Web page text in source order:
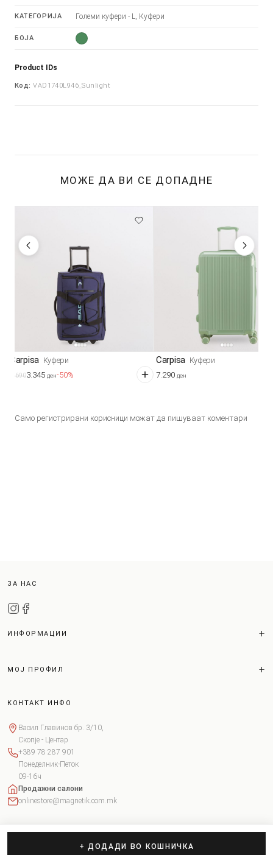
+ ДОДАДИ ВО КОШНИЧКА
КАТЕГОРИЈА Големи куфери - L, Куфери
БОЈА
Product IDs
Код: VAD1740L946_Sunlight
МОЖЕ ДА ВИ СЕ ДОПАДНЕ
Carpisa Куфери
6.6903.345 ден-50%
Carpisa Куфери
7.290 ден
Само регистрирани корисници можат да пишуваат коментари
ЗА НАС
ИНФОРМАЦИИ
МОЈ ПРОФИЛ
КОНТАКТ ИНФО
Васил Главинов бр. 3/10,
Скопје - Центар
+389 78 287 901
Понеделник-Петок
09-16ч
Продажни салони
onlinestore@magnetik.com.mk
Copyright © 2026 Magnetik. Сите права задржани. Поставки за колачиња